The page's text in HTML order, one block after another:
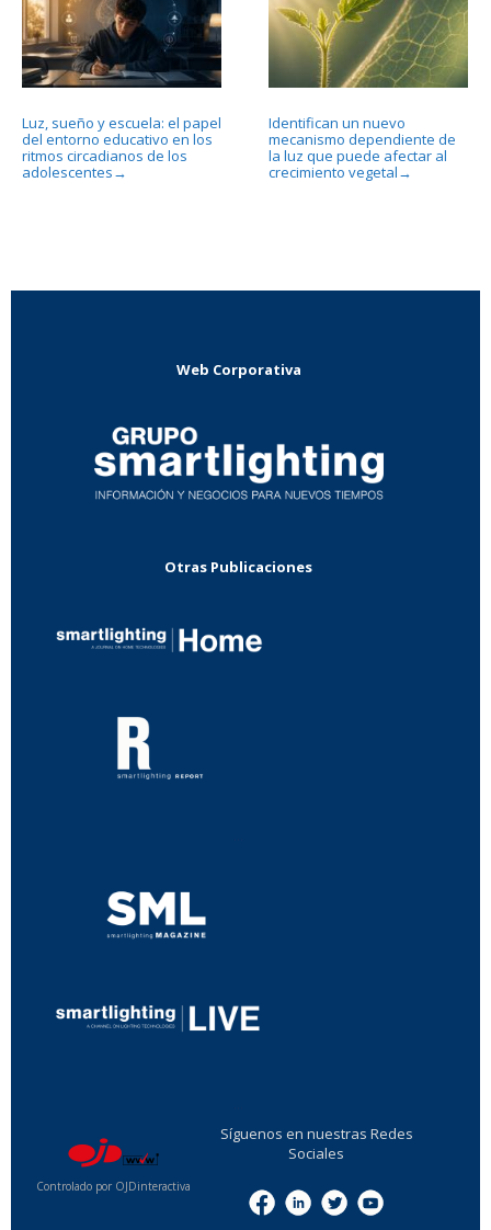
Luz, sueño y escuela: el papel
del entorno educativo en los
ritmos circadianos de los
adolescentes →
Identifican un nuevo
mecanismo dependiente de
la luz que puede afectar al
crecimiento vegetal →
Web Corporativa
Otras Publicaciones
Controlado por OJDinteractiva
Síguenos en nuestras Redes
Sociales